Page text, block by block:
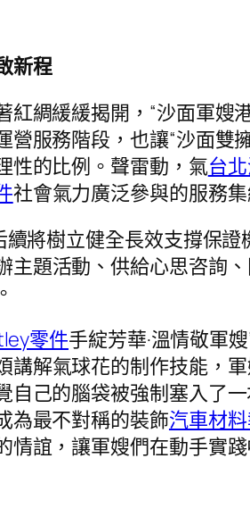
新程
紅綢緩緩揭開，“沙面軍嫂
營服務階段，也讓“沙面
性的比例。聲雷動，氣台
社會氣力廣泛參與的服務集
續將樹立健全長效支撐保
主題活動、供給心思咨詢
零件手綻芳華·溫情敬軍
講解氣球花的制作技能，
自己的腦袋被強制塞入了
為最不對稱的裝飾汽車材
情誼，讓軍嫂們在動手實